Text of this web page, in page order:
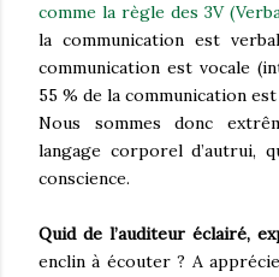
comme la règle des 3V
la communication est
communication est vocale
55 % de la communication
Nous sommes donc
langage corporel d’autrui,
conscience.
Quid de l’auditeur éclairé,
enclin à écouter ? A